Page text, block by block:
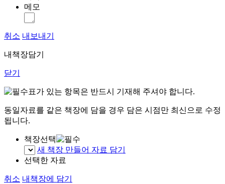
메모
취소 내보내기
내책장담기
닫기
표가 있는 항목은 반드시 기재해 주셔야 합니다.
동일자료를 같은 책장에 담을 경우 담은 시점만 최신으로 수정
됩니다.
책장선택
새 책장 만들어 자료 담기
선택한 자료
취소 내책장에 담기